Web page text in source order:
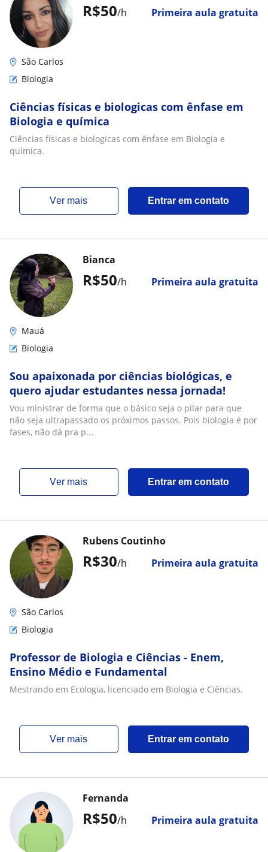
R$50/h Primeira aula gratuita
São Carlos
Biologia
Ciências físicas e biologicas com ênfase em
Biologia e química
Ciências físicas e biologicas com ênfase em Biologia e
química.
ver mais Entrar em contato
R$50/h Primeira aula gratuita
Bianca
Mauá
Biologia
Sou apaixonada por ciências biológicas, e
quero ajudar estudantes nessa jornada!
Vou ministrar de forma que o básico seja o pilar para que
não seja ultrapassado os próximos passos. Pois biologia é por
fases, não dá pra p...
ver mais Entrar em contato
R$30/h Primeira aula gratuita
Rubens Coutinho
São Carlos
Biologia
Professor de Biologia e Ciências - Enem,
Ensino Médio e Fundamental
Mestrando em Ecologia, licenciado em Biologia e Ciências.
ver mais Entrar em contato
R$50/h Primeira aula gratuita
Fernanda